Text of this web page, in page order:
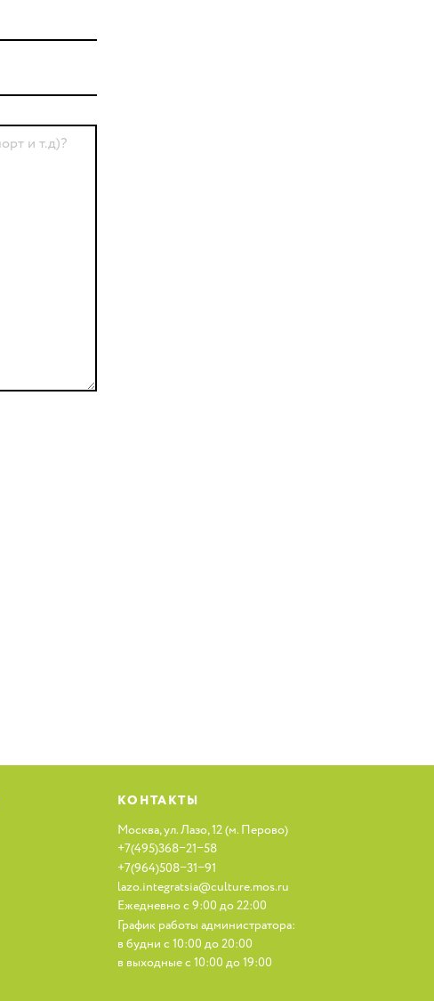
КОНТАКТЫ
Москва, ул. Лазо, 12(м. Перово)
+7(495)368−21−58
+7(964)508−31−91
lazo.integratsia@culture.mos.ru
Ежедневно с 9:00 до 22:00
График работы администратора:
в будни с 10:00 до 20:00
в выходные с 10:00 до 19:00